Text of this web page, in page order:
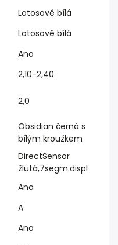
Lotosově bílá
Lotosově bílá
Ano
2,10-2,40
2,0
Obsidian černá s
bílým kroužkem
DirectSensor
žlutá,7segm.displ
Ano
A
Ano